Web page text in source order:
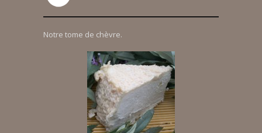
Notre tome de chèvre.